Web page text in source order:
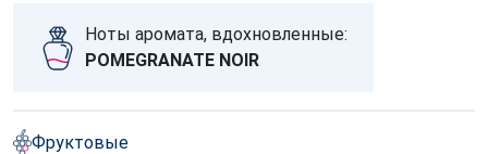
Ноты аромата, вдохновленные:
POMEGRANATE NOIR
Фруктовые